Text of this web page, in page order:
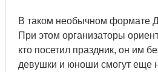
В таком необычном формате
При этом организаторы
кто посетил праздник, он им
девушки и юноши смогут еще